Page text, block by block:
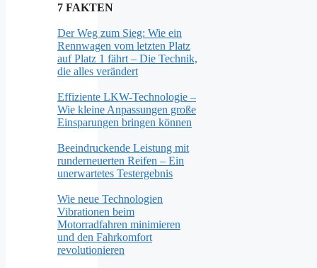
7 FAKTEN
Der Weg zum Sieg: Wie ein
Rennwagen vom letzten Platz
auf Platz 1 fährt – Die Technik,
die alles verändert
Effiziente LKW-Technologie –
Wie kleine Anpassungen große
Einsparungen bringen können
Beeindruckende Leistung mit
runderneuerten Reifen – Ein
unerwartetes Testergebnis
Wie neue Technologien
Vibrationen beim
Motorradfahren minimieren
und den Fahrkomfort
revolutionieren